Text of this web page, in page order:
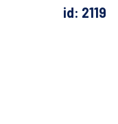
id: 2119